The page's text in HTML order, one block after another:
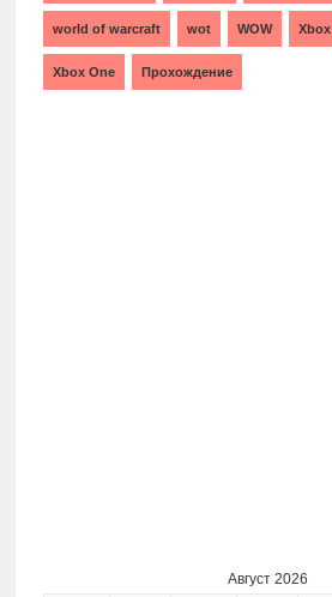
world of warcraft wot WOW Xbox
Xbox One Прохождение
Август 2026